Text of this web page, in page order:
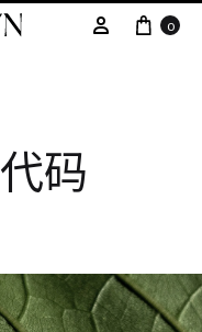
0
码